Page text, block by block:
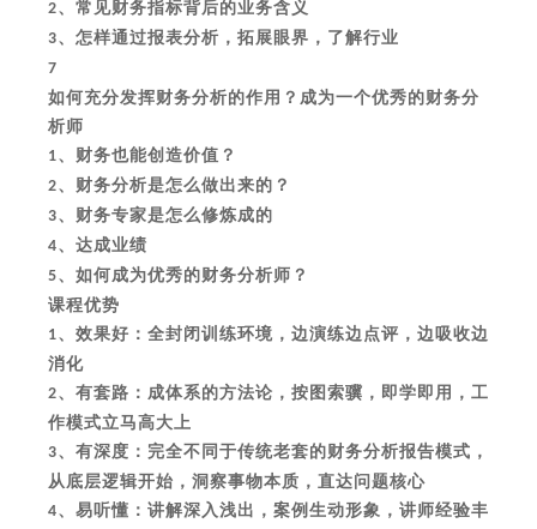
2、常见财务指标背后的业务含义
3、怎样通过报表分析，拓展眼界，了解行业
7
如何充分发挥财务分析的作用？成为一个优秀的财务分
析师
1、财务也能创造价值？
2、财务分析是怎么做出来的？
3、财务专家是怎么修炼成的
4、达成业绩
5、如何成为优秀的财务分析师？
课程优势
1、效果好：全封闭训练环境，边演练边点评，边吸收边
消化
2、有套路：成体系的方法论，按图索骥，即学即用，工
作模式立马高大上
3、有深度：完全不同于传统老套的财务分析报告模式，
从底层逻辑开始，洞察事物本质，直达问题核心
4、易听懂：讲解深入浅出，案例生动形象，讲师经验丰